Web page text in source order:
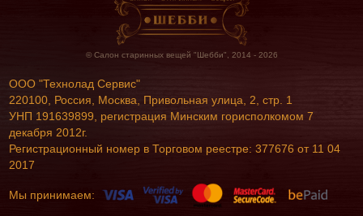
© Салон старинных вещей "Шебби", 2014 - 2026
ООО "Технолад Сервис"
220100, Россия, Москва, Привольная улица, 2, стр. 1
УНП 191639899, регистрация Минским горисполкомом 7
декабря 2012г.
Регистрационный номер в Торговом реестре: 377676 от 11 04
2017
Мы принимаем: